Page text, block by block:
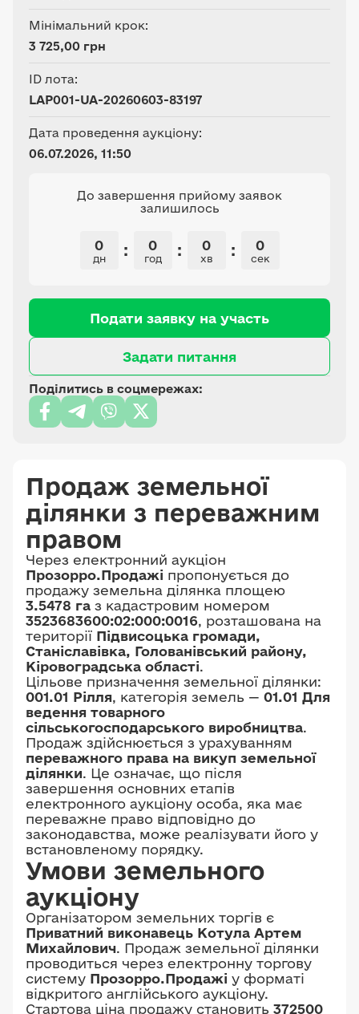
Мінімальний крок:
3 725,00 грн
ID лота:
LAP001-UA-20260603-83197
Дата проведення аукціону:
06.07.2026, 11:50
До завершення прийому заявок
залишилось
0
дн : 0
год : 0
хв : 0
сек
Подати заявку на участь
Задати питання
Поділитись в соцмережах:
Продаж земельної
ділянки з переважним
правом
Через електронний аукціон
Прозорро.Продажі пропонується до
продажу земельна ділянка площею
3.5478 га з кадастровим номером
3523683600:02:000:0016, розташована на
території Підвисоцька громади,
Станіславівка, Голованівський району,
Кіровоградська області.
Цільове призначення земельної ділянки:
001.01 Рілля, категорія земель — 01.01 Для
ведення товарного
сільськогосподарського виробництва.
Продаж здійснюється з урахуванням
переважного права на викуп земельної
ділянки. Це означає, що після
завершення основних етапів
електронного аукціону особа, яка має
переважне право відповідно до
законодавства, може реалізувати його у
встановленому порядку.
Умови земельного
аукціону
Організатором земельних торгів є
Приватний виконавець Котула Артем
Михайлович. Продаж земельної ділянки
проводиться через електронну торгову
систему Прозорро.Продажі у форматі
відкритого англійського аукціону.
Стартова ціна продажу становить 372500